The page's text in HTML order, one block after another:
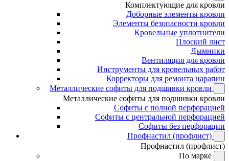
Комплектующие для кровли
Доборные элементы кровли
Элементы безопасности кровли
Кровельные уплотнители
Плоский лист
Дымники
Вентиляция для кровли
Инструменты для кровельных работ
Корректоры для ремонта царапин
Металлические софиты для подшивки кровли
Металлические софиты для подшивки кровли
Софиты с полной перфорацией
Софиты с центральной перфорацией
Софиты без перфорации
Профнастил (профлист)
Профнастил (профлист)
По марке